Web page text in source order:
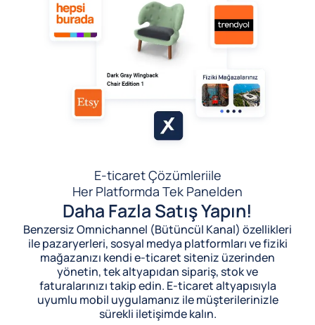
E-ticaret Çözümleriile
Her Platformda Tek Panelden
Daha Fazla Satış Yapın!
Benzersiz Omnichannel (Bütüncül Kanal) özellikleri
ile pazaryerleri, sosyal medya platformları ve fiziki
mağazanızı kendi e-ticaret siteniz üzerinden
yönetin, tek altyapıdan sipariş, stok ve
faturalarınızı takip edin. E-ticaret altyapısıyla
uyumlu mobil uygulamanız ile müşterilerinizle
sürekli iletişimde kalın.